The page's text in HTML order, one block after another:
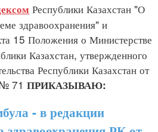
Республики Казахстан "О
здравоохранения" и
15 Положения о Министерстве
Казахстан, утвержденного
Республики Казахстан от
71 ПРИКАЗЫВАЮ:
- в редакции